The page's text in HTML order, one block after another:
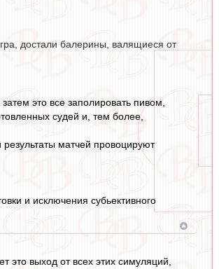
достали балерины, валящиеся от
это все заполировать пивом,
судей и, тем более,
матчей провоцируют
и исключения субьективного
это выход от всех этих симуляций,